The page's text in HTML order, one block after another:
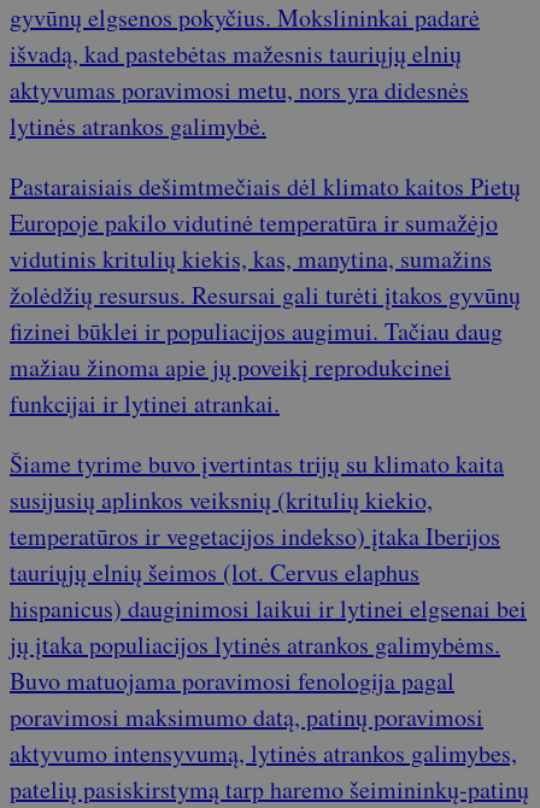
gyvūnų elgsenos pokyčius. Mokslininkai padarė
išvadą, kad pastebėtas mažesnis tauriųjų elnių
aktyvumas poravimosi metu, nors yra didesnės
lytinės atrankos galimybė.
Pastaraisiais dešimtmečiais dėl klimato kaitos Pietų
Europoje pakilo vidutinė temperatūra ir sumažėjo
vidutinis kritulių kiekis, kas, manytina, sumažins
žolėdžių resursus. Resursai gali turėti įtakos gyvūnų
fizinei būklei ir populiacijos augimui. Tačiau daug
mažiau žinoma apie jų poveikį reprodukcinei
funkcijai ir lytinei atrankai.
Šiame tyrime buvo įvertintas trijų su klimato kaita
susijusių aplinkos veiksnių (kritulių kiekio,
temperatūros ir vegetacijos indekso) įtaka Iberijos
tauriųjų elnių šeimos (lot. Cervus elaphus
hispanicus) dauginimosi laikui ir lytinei elgsenai bei
jų įtaka populiacijos lytinės atrankos galimybėms.
Buvo matuojama poravimosi fenologija pagal
poravimosi maksimumo datą, patinų poravimosi
aktyvumo intensyvumą, lytinės atrankos galimybes,
patelių pasiskirstymą tarp haremo šeimininkų-patinų